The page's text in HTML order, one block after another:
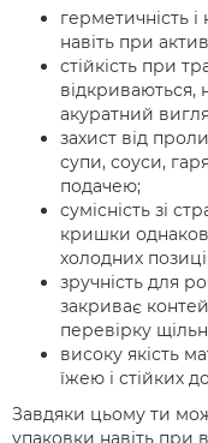
герметичність
навіть при
стійкість при
відкриваються,
акуратний
захист від
супи, соуси,
подачею;
сумісність зі
кришки
холодних
зручність для
закриває
перевірку
високу якість
їжею і стійких
Завдяки цьому ти
упаковки навіть при